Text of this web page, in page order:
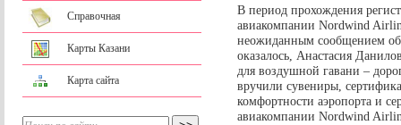
Справочная
Карты Казани
Карта сайта
В период прохождения
авиакомпании Nordwind
неожиданным сообщением
оказалось, Анастасия
для воздушной гавани –
вручили сувениры,
комфортности аэропорта и
авиакомпании Nordwind